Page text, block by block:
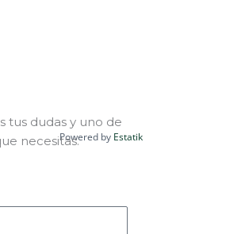
Powered by Estatik
tus dudas y uno de
necesitas.